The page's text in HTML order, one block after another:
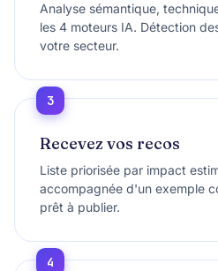
Analyse sémantique,
les 4 moteurs IA. Détection
votre secteur.
3
Recevez vos recos
Liste priorisée par impact
accompagnée d'un exemple
prêt à publier.
4